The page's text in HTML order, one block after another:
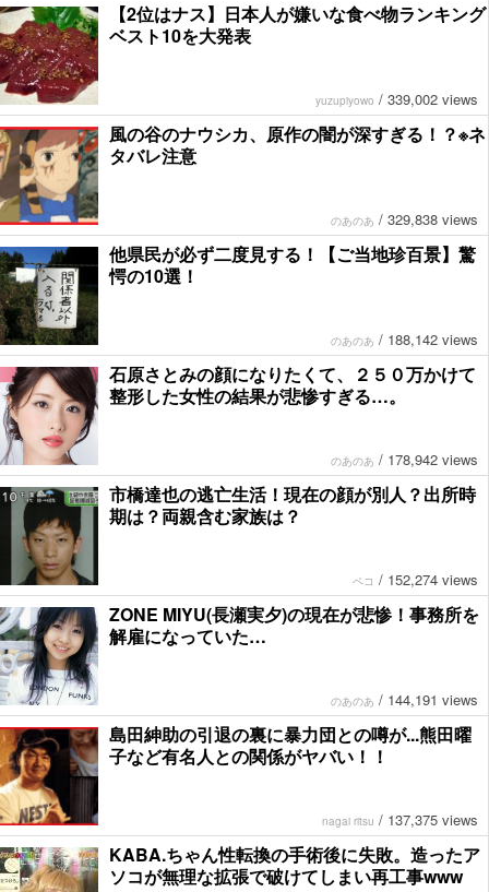
【2位はナス】日本人が嫌いな食べ物ランキング
ベスト10を大発表
yuzupiyowo / 339,002 views
風の谷のナウシカ、原作の闇が深すぎる！？※ネ
タバレ注意
のあのあ / 329,838 views
他県民が必ず二度見する！【ご当地珍百景】驚
愕の10選！
のあのあ / 188,142 views
石原さとみの顔になりたくて、２５０万かけて
整形した女性の結果が悲惨すぎる…。
のあのあ / 178,942 views
市橋達也の逃亡生活！現在の顔が別人？出所時
期は？両親含む家族は？
ペコ / 152,274 views
ZONE MIYU(長瀬実夕)の現在が悲惨！事務所を
解雇になっていた…
のあのあ / 144,191 views
島田紳助の引退の裏に暴力団との噂が...熊田曜
子など有名人との関係がヤバい！！
nagai ritsu / 137,375 views
KABA.ちゃん性転換の手術後に失敗。造ったア
ソコが無理な拡張で破けてしまい再工事www